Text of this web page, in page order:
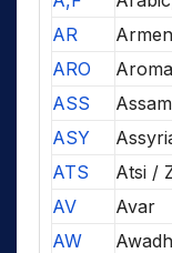
AR
ARO
ASS
ASY
ATS
Atsi /
AV
Avar
AW